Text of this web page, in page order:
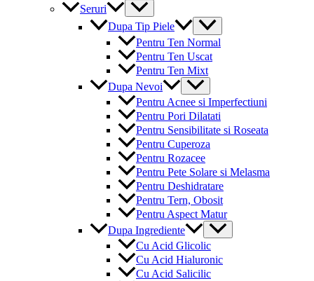
Seruri
Menu
Toggle
Dupa Tip Piele
Menu
Toggle
Pentru Ten Normal
Pentru Ten Uscat
Pentru Ten Mixt
Dupa Nevoi
Menu
Toggle
Pentru Acnee si Imperfectiuni
Pentru Pori Dilatati
Pentru Sensibilitate si Roseata
Pentru Cuperoza
Pentru Rozacee
Pentru Pete Solare si Melasma
Pentru Deshidratare
Pentru Tern, Obosit
Pentru Aspect Matur
Dupa Ingrediente
Menu
Toggle
Cu Acid Glicolic
Cu Acid Hialuronic
Cu Acid Salicilic